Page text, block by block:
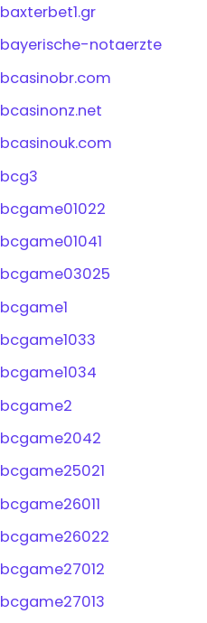
baxterbet1.gr
bayerische-notaerzte
bcasinobr.com
bcasinonz.net
bcasinouk.com
bcg3
bcgame01022
bcgame01041
bcgame03025
bcgame1
bcgame1033
bcgame1034
bcgame2
bcgame2042
bcgame25021
bcgame26011
bcgame26022
bcgame27012
bcgame27013